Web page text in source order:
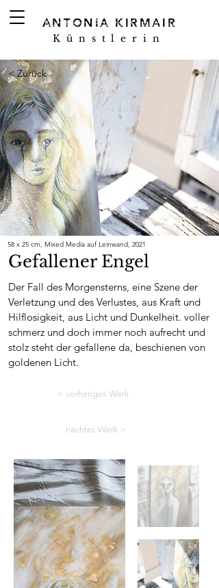
ANTONIA KIRMAIR
Künstlerin
Künstlerin, Antonia Kirmair, aus
< Zurück
58 x 25 cm, Mixed Media auf Leinwand, 2021
Gefallener Engel
Der Fall des Morgensterns, eine Szene der
Verletzung und des Verlustes, aus Kraft und
Hilflosigkeit, aus Licht und Dunkelheit. voller
schmerz und doch immer noch aufrecht und
stolz steht der gefallene da, beschienen von
goldenen Licht.
< vorheriges Werk
nächtes Werk >